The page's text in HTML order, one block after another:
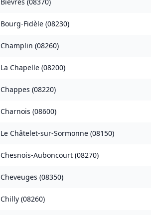
Bièvres (08370)
Bourg-Fidèle (08230)
Champlin (08260)
La Chapelle (08200)
Chappes (08220)
Charnois (08600)
Le Châtelet-sur-Sormonne (08150)
Chesnois-Auboncourt (08270)
Cheveuges (08350)
Chilly (08260)